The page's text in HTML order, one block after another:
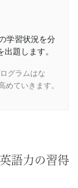
学習状況を分
題します。
グラムはな
ていきます。
語力の習得